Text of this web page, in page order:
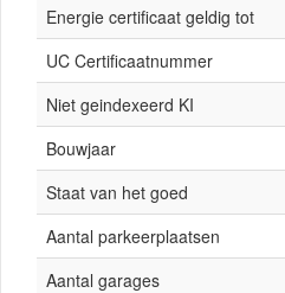
Energie certificaat geldig tot
UC Certificaatnummer
Niet geindexeerd KI
Bouwjaar
Staat van het goed
Aantal parkeerplaatsen
Aantal garages